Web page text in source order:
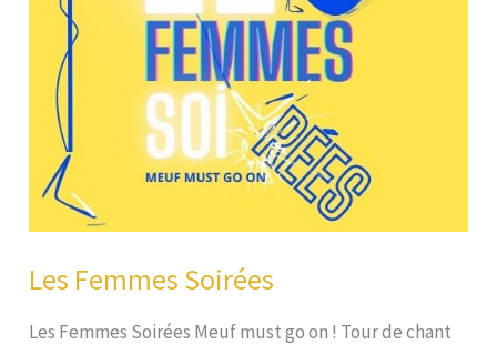
Les Femmes Soirées
Les Femmes Soirées Meuf must go on ! Tour de chant